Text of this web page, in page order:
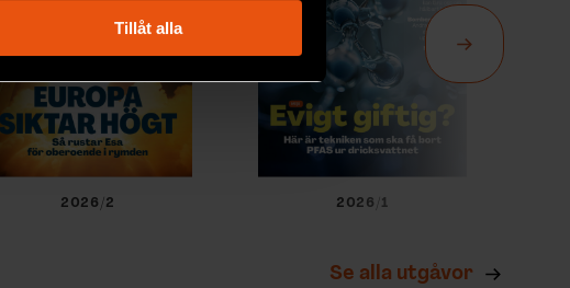
i
detaljsektionen. Du kan ändra
tillhandahålla funktioner för
och annan information från din enhet
i sin tur kombinera informationen
använt deras tjänster.
Tillåt alla
2026/2 2026/1
Se alla utgåvor